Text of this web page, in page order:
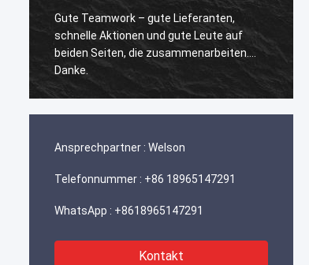
Gute Teamwork – gute Lieferanten,
schnelle Aktionen und gute Leute auf
beiden Seiten, die zusammenarbeiten….
Danke.
Ansprechpartner : Welson
Telefonnummer : +86 18965147291
WhatsApp : +8618965147291
Kontakt